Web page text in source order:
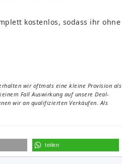
kostenlos, sodass ihr ohne
wir oftmals eine kleine Provision als
Fall Auswirkung auf unsere Deal-
wir an qualifizierten Verkäufen. Als
teilen